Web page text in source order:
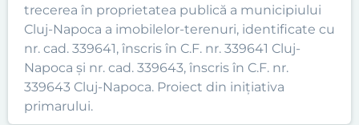
trecerea în proprietatea publică a municipiului
Cluj-Napoca a imobilelor-terenuri, identificate cu
nr. cad. 339641, înscris în C.F. nr. 339641 Cluj-
Napoca și nr. cad. 339643, înscris în C.F. nr.
339643 Cluj-Napoca. Proiect din inițiativa
primarului.